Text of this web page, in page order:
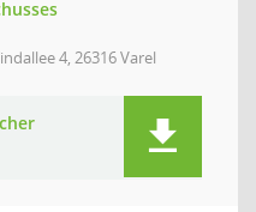
4, 26316 Varel